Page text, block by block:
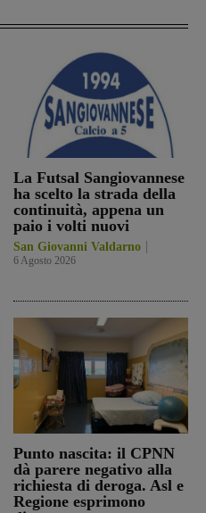
La Futsal Sangiovannese
ha scelto la strada della
continuità, appena un
paio i volti nuovi
San Giovanni Valdarno
6 Agosto 2026
Punto nascita: il CPNN
dà parere negativo alla
richiesta di deroga. Asl e
Regione esprimono